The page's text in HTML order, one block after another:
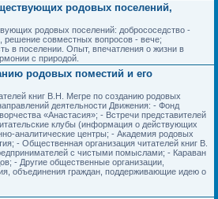
родовых поселений,
родовых поселений: добрососедство -
решение совместных вопросов - вече;
в поселении. Опыт, впечатления о жизни в
с природой.
родовых поместий и его
книг В.Н. Мегре по созданию родовых
деятельности Движения: - Фонд
«Анастасия»; - Встречи представителей
клубы (информация о действующих
аналитические центры; - Академия родовых
- Общественная организация читателей книг В.
с чистыми помыслами; - Караван
- Другие общественные организации,
объединения граждан, поддерживающие идею о